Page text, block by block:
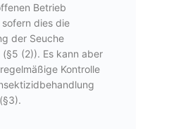
Betrieb
dies die
der Seuche
(2)). Es kann aber
Kontrolle